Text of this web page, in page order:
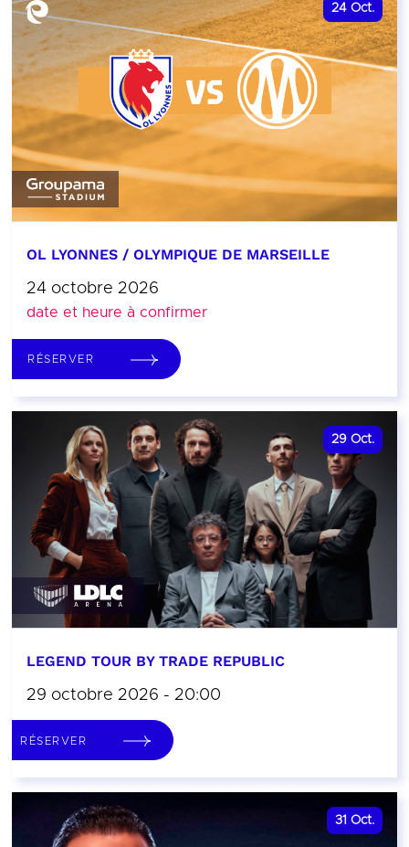
24 Oct.
OL LYONNES / OLYMPIQUE DE MARSEILLE
24 octobre 2026
date et heure à confirmer
RÉSERVER
29 Oct.
LEGEND TOUR BY TRADE REPUBLIC
29 octobre 2026 - 20:00
RÉSERVER
31 Oct.